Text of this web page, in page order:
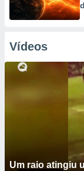
Vídeos
Um raio atingiu